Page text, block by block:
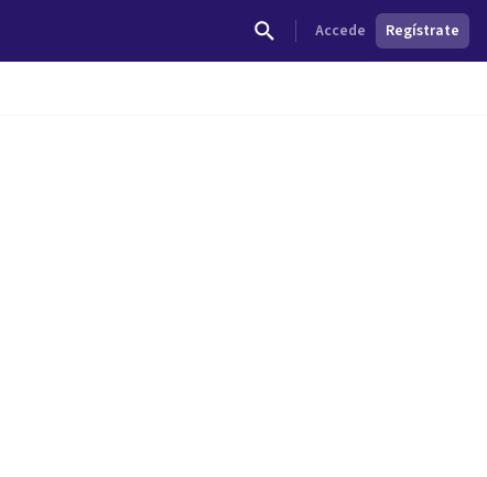
Accede Regístrate